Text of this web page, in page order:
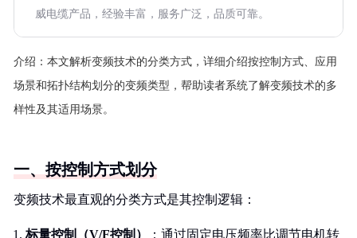
威电缆产品，经验丰富，服务广泛，品质可靠。
介绍： 本文解析变频技术的分类方式，详细介绍按控制方式、应用
场景和拓扑结构划分的变频类型，帮助读者系统了解变频技术的多
样性及其适用场景。
一、按控制方式划分
变频技术最直观的分类方式是其控制逻辑：
标量控制（V/F控制）
：通过固定电压频率比调节电机转